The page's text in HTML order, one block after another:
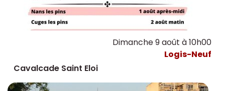
Dimanche 9 août à 10h00
Logis-Neuf
Cavalcade Saint Eloi